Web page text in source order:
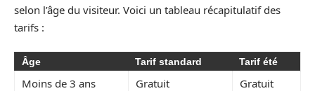
selon l’âge du visiteur. Voici un tableau récapitulatif des
tarifs :
Âge Tarif standard Tarif été
Moins de 3 ans Gratuit
Gratuit